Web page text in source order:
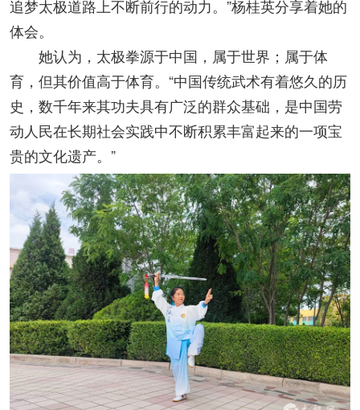
追梦太极道路上不断前行的动力。”杨桂英分享着她的
体会。
她认为，太极拳源于中国，属于世界；属于体
育，但其价值高于体育。“中国传统武术有着悠久的历
史，数千年来其功夫具有广泛的群众基础，是中国劳
动人民在长期社会实践中不断积累丰富起来的一项宝
贵的文化遗产。”